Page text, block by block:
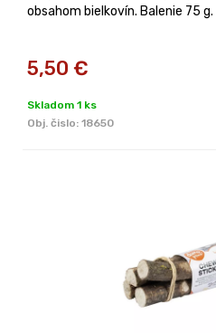
obsahom bielkovín. Balenie 75 g.
5,50 €
Skladom 1 ks
Obj. čislo: 18650